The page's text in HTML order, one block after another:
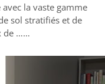
avec la vaste gamme
sol stratifiés et de
de ……